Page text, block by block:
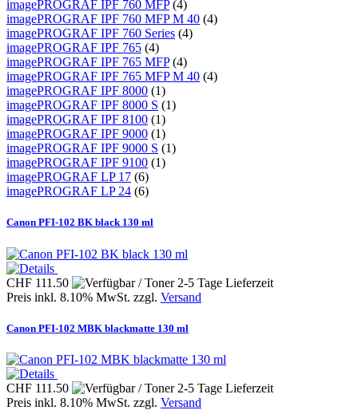
imagePROGRAF IPF 760 MFP(4)
imagePROGRAF IPF 760 MFP M 40 (4)
imagePROGRAF IPF 760 Series (4)
imagePROGRAF IPF 765 (4)
imagePROGRAF IPF 765 MFP(4)
imagePROGRAF IPF 765 MFP M 40 (4)
imagePROGRAF IPF 8000 (1)
imagePROGRAF IPF 8000 S (1)
imagePROGRAF IPF 8100 (1)
imagePROGRAF IPF 9000 (1)
imagePROGRAF IPF 9000 S (1)
imagePROGRAF IPF 9100 (1)
imagePROGRAF LP 17 (6)
imagePROGRAF LP 24 (6)
Canon PFI-102 BK black 130 ml
CHF 111.50
Preis inkl. 8.10% MwSt. zzgl. Versand
Canon PFI-102 MBK blackmatte 130 ml
CHF 111.50
Preis inkl. 8.10% MwSt. zzgl. Versand